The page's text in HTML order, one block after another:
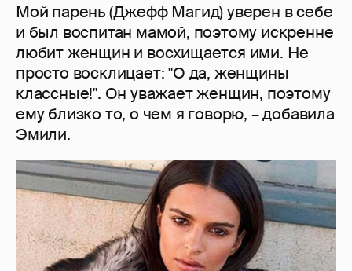
Мой парень (Джефф Магид) уверен в себе
и был воспитан мамой, поэтому искренне
любит женщин и восхищается ими. Не
просто восклицает: "О да, женщины
классные!". Он уважает женщин, поэтому
ему близко то, о чем я говорю, – добавила
Эмили.